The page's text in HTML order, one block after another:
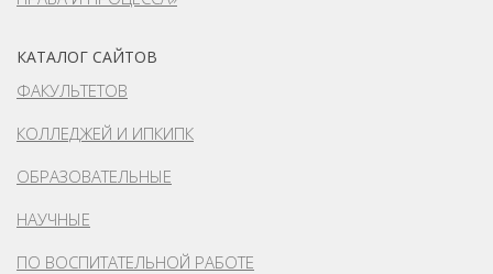
КАТАЛОГ САЙТОВ
ФАКУЛЬТЕТОВ
КОЛЛЕДЖЕЙ И ИПКИПК
ОБРАЗОВАТЕЛЬНЫЕ
НАУЧНЫЕ
ПО ВОСПИТАТЕЛЬНОЙ РАБОТЕ